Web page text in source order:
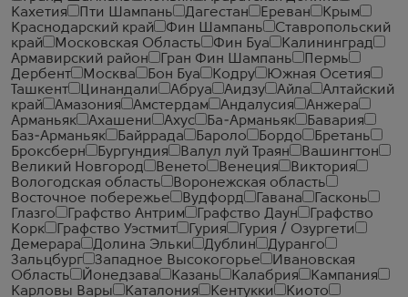
Кахетия
Пти Шампань Дагестан Ереван
Крым
Краснодарский край
Фин Шампань
Ставропольский
край
Московская Область Фин Буа
Калининград
Армавирский район
Гран Фин Шампань
Пермь
Дербент
Москва Бон Буа Кодру
Южная Осетия
Ташкент
Цинандали Абруа Аидзу Айла
Алтайский
край
Амазония Амстердам Андалусия
Анжера
Арманьяк
Ахашени Ахус Ба-Арманьяк
Бавария
Баз-Арманьяк
Байррада Бароло Бордо
Бретань
Броксберн
Бургундия Валул луй Траян
Вашингтон
Великий Новгород
Венето Венеция
Виктория
Вологодская область
Воронежская область
Восточное побережье
Вудфорд Гавана
Гасконь
Глазго
Графство Антрим Графство Даун
Графство
Корк
Графство Уэстмит Гурия
Гурия / Озургети
Демерара
Долина Эльки Дублин
Дуранго
Зальцбург
Западное Высокогорье
Ивановская
Область
Йонедзава Казань Калабрия
Кампания
Карловы Вары
Каталония Кентукки
Киото